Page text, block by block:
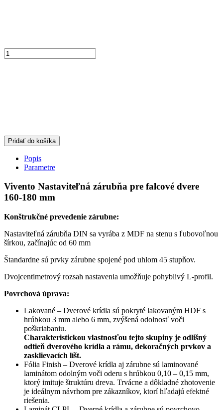
Pridať do košíka
Popis
Parametre
Vivento Nastaviteľná zárubňa pre falcové dvere
160-180 mm
Konštrukčné prevedenie zárubne:
Nastaviteľná zárubňa DIN sa vyrába z MDF na stenu s ľubovoľnou
šírkou, začínajúc od 60 mm
Štandardne sú prvky zárubne spojené pod uhlom 45 stupňov.
Dvojcentimetrový rozsah nastavenia umožňuje pohyblivý L-profil.
Povrchová úprava:
Lakované – Dverové krídla sú pokryté lakovaným HDF s
hrúbkou 3 mm alebo 6 mm, zvýšená odolnosť voči
poškriabaniu.
Charakteristickou vlastnosťou tejto skupiny je odlišný
odtieň dverového krídla a rámu, dekoračných prvkov a
zasklievacích líšt.
Fólia Finish – Dverové krídla aj zárubne sú laminované
laminátom odolným voči oderu s hrúbkou 0,10 – 0,15 mm,
ktorý imituje štruktúru dreva. Trvácne a dôkladné zhotovenie
je ideálnym návrhom pre zákazníkov, ktorí hľadajú efektné
riešenia.